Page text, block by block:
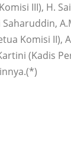
III), H.
Saharuddin,
Komisi II),
(Kadis